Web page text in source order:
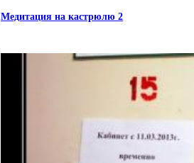
Медитация на кастрюлю 2